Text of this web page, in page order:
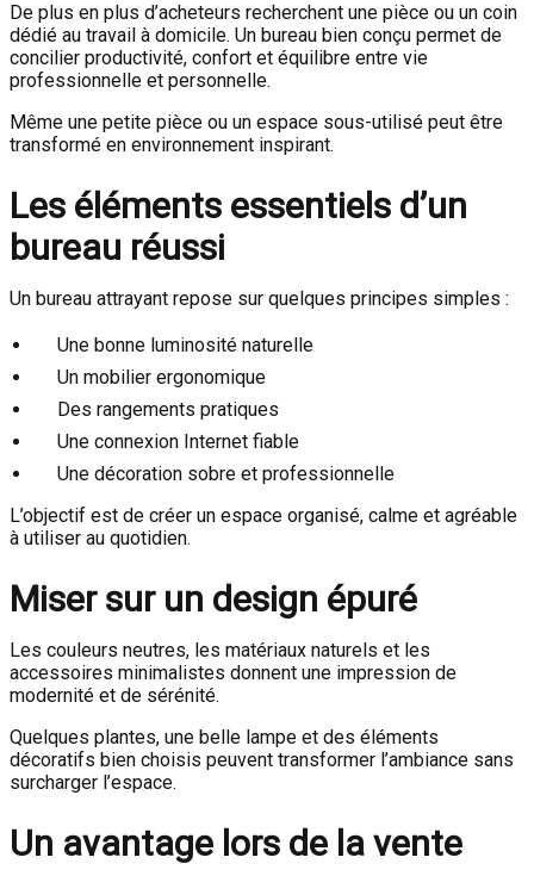
De plus en plus d’acheteurs recherchent une pièce ou un coin
dédié au travail à domicile. Un bureau bien conçu permet de
concilier productivité, confort et équilibre entre vie
professionnelle et personnelle.
Même une petite pièce ou un espace sous-utilisé peut être
transformé en environnement inspirant.
Les éléments essentiels d’un
bureau réussi
Un bureau attrayant repose sur quelques principes simples :
Une bonne luminosité naturelle
Un mobilier ergonomique
Des rangements pratiques
Une connexion Internet fiable
Une décoration sobre et professionnelle
L’objectif est de créer un espace organisé, calme et agréable
à utiliser au quotidien.
Miser sur un design épuré
Les couleurs neutres, les matériaux naturels et les
accessoires minimalistes donnent une impression de
modernité et de sérénité.
Quelques plantes, une belle lampe et des éléments
décoratifs bien choisis peuvent transformer l’ambiance sans
surcharger l’espace.
Un avantage lors de la vente